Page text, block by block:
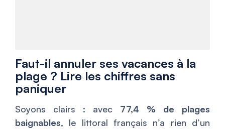
Faut-il annuler ses vacances à la
plage ? Lire les chiffres sans
paniquer
Soyons clairs : avec 77,4 % de plages
baignables, le littoral français n’a rien d’un